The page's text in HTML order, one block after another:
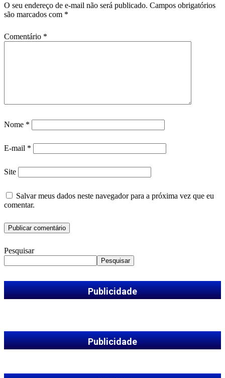
O seu endereço de e-mail não será publicado. Campos obrigatórios
são marcados com *
Comentário *
Nome *
E-mail *
Site
Salvar meus dados neste navegador para a próxima vez que eu
comentar.
Pesquisar
Pesquisar
Publicidade
Publicidade